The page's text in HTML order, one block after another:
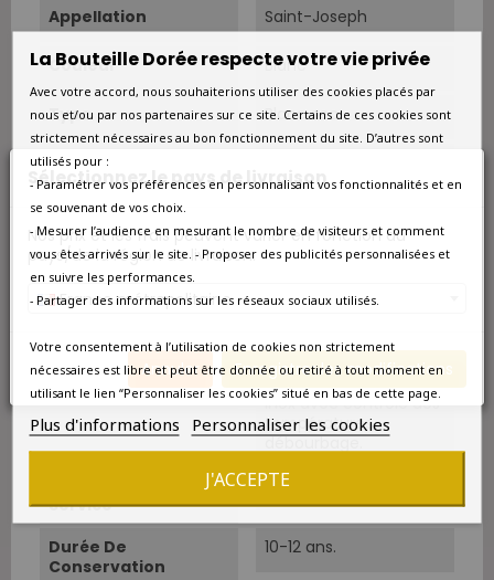
Sélectionnez le pays de livraison
Nos prix et les frais peuvent varier en fonction du
pays/de la région de livraison.
France métropolitaine
Annuler Enregistrer les modifications
Appellation Saint-Joseph
Couleur Blanc
Type Blanc sec
Sols
Vendanges
Cépage Dominant
Marsanne et
Roussanne.
Vinification
Macération en cuve
inox avec contrôle des
températures,
débourbage.
Service
10°C-12°C.
Durée De
Conservation
10-12 ans.
La Bouteille Dorée respecte votre vie privée
Avec votre accord, nous souhaiterions utiliser des cookies placés par
nous et/ou par nos partenaires sur ce site. Certains de ces cookies sont
strictement nécessaires au bon fonctionnement du site. D’autres sont
utilisés pour :
- Paramétrer vos préférences en personnalisant vos fonctionnalités et en
se souvenant de vos choix.
- Mesurer l’audience en mesurant le nombre de visiteurs et comment
vous êtes arrivés sur le site. - Proposer des publicités personnalisées et
en suivre les performances.
- Partager des informations sur les réseaux sociaux utilisés.
Votre consentement à l’utilisation de cookies non strictement
nécessaires est libre et peut être donnée ou retiré à tout moment en
utilisant le lien “Personnaliser les cookies” situé en bas de cette page.
Plus d'informations Personnaliser les cookies
J'ACCEPTE